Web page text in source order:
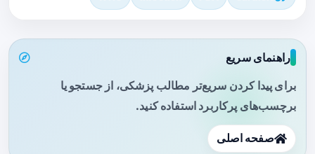
راهنمای سریع
برای پیدا کردن سریع‌تر مطالب پزشکی، از جستجو یا
برچسب‌های پرکاربرد استفاده کنید.
صفحه اصلی